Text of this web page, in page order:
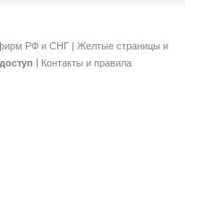
РФ и СНГ | Желтые страницы и
| Контакты и правила